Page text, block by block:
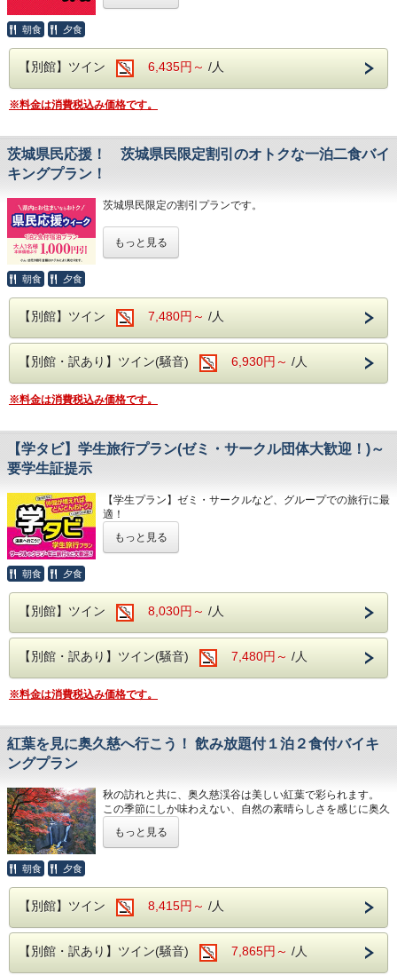
お好きなものをお好きなだけ、お召し上がりがりいただける
サワー、ハイボールなどの定番のアルコール類
さらに、さらに
生ビールや日本酒の地酒までが飲み放題となりセットでお楽
館内には、コインランドリーやカップ麺の自動販売機がご
ざいます。
ませ。
袋田の滝をはじめ、久慈川沿いの風光明媚な環境です。
4月中旬には桜、下旬から5月中旬に掛けては新緑が望めま
近隣には日本三名瀑の【袋田の滝】や滝の裏側がのぞける
ノスタルジックな佇まいから、数々のドラマや映画のロケ地
になっている
【旧上岡小学校】など名所も数多くございます。
古くから美人の湯とされた肌を滑らかにする、
お食事は
ビュッフェスタイルとなります。
サワー、ハイボールなどの定番のアルコール類
さらに、さらに
生ビールや日本酒の地酒までが飲み放題となりセットでお楽
館内には、コインランドリーやカップ麺の自動販売機がご
ざいます。
ております。
1泊目7,800円(消費税込8,580円)、2泊目3,900円(消費税込
2泊合計11,700円(消費税込12,870円)を2日間に分けて
表示金額は「1泊あたり5,850円(消費税込6,435円)」となり
対象期間内の2泊3日のご利用で、2泊目が半額となります。
※上記金額は日程によって異なる場合がございます
２０２６年 ９月 ６日（日）～ ９月１１日（金）
２０２６年１０月 ４日（日）～１０月 ９日（金）
期間に含まれない日程は、ご利用いただけませんので、ご注
意ください。
2泊限定のプランとなります。
ご予約後に1泊、3泊以上に変更される場合は通常プランの
料金となります。
奥久慈館は
袋田の滝をはじめ、久慈川沿いの風光明媚な環境です。
4月中旬には桜、下旬から5月中旬に掛けては新緑が望めま
近隣には日本三名瀑の【袋田の滝】や滝の裏側がのぞける
【月待の滝】、
【旧上岡小学校】など名所も数多くございます。
大浴場は【大子温泉】となり、
古くから美人の湯とされた肌を滑らかにする、
PH8.75ナトリウム-硫酸塩・塩化物温泉です！
お食事は
夕食・朝食共に
和洋中の厳選した様々な料理を
お好きなものをお好きなだけ、お召し上がりがりいただける
ビュッフェスタイルとなります。
さらに夕食時はソフトドリンクだけでなく、
サワー、ハイボールなどの定番のアルコール類
さらに、さらに
※近隣に、コンビニエンスストアがございます。
朝食 夕食
【別館】ツイン 6,435円～ /人
※料金は消費税込み価格です。
茨城県民応援！ 茨城県民限定割引のオトクな一泊二食バイ
キングプラン！
茨城県民限定の割引プランです。
茨城県にお住まいの方限定で、本体価格より1,000円割引と
なるプランです！
まずは我々茨城県民が地元の良さを再確認してはいかがでし
ょうか？
ホテル奥久慈館はこれからも地元密着型で頑張ります！！
9
10月12日（月）～ 10月16日（金）
12月06日（日）～ 12月11日（金）
【注意事項】
※茨城県にお住まいの方限定のプランとなります。
※ご宿泊される方の中に県にお住まいの方がいらっしゃらな
い場合
通常のバイキングプランの料金となりますので、ご注意く
奥久慈館は
袋田の滝をはじめ、久慈川沿いの風光明媚な環境です。
4月中旬には桜、下旬から5月中旬に掛けては新緑が望めま
近隣には日本三名瀑の【袋田の滝】や滝の裏側がのぞける
ノスタルジックな佇まいから、数々のドラマや映画のロケ地
になっている
お好きなものをお好きなだけお召し上がりがりいただける
生ビールや日本酒の地酒までが飲み放題となり、
セットでお楽しみいただけます！
大浴場は【大子温泉】となり、
古くから美人の湯とされた肌を滑らかにする、
PH8.75ナトリウム-硫酸塩・塩化物温泉です！
もっと見る
朝食 夕食
【別館】ツイン 7,480円～ /人
【別館・訳あり】ツイン(騒音) 6,930円～ /人
※料金は消費税込み価格です。
【学タビ】学生旅行プラン(ゼミ・サークル団体大歓迎！)～
要学生証提示
【学生プラン】ゼミ・サークルなど、グループでの旅行に最
適！
ご用意いたしました。
皆さまお誘い併せの上お申し込み下さい！
1室2名様ご利用で： 500円割引
1室3名様ご利用で：1000円割引
1室4名様ご利用で：1500円割引
※1室6名様以上ご利用の場合も2000円割引となります。
・トップシーズン（年末年始・お盆期間・GW・その他連休
等）
・繁忙期の一部日程
※全員が学生のグループに限ります。
※チェックイン時に学生証をご提示ください。
※20歳未満の方の飲酒・喫煙は固くお断りいたします。
※中学生・高校生はプラン対象外となります。
ご持参ください。
※顔写真のない学生証をお持ちの場合は 学生証と同じお名
前が記載されている
・マイナンバーカード・運転免許証
もっと見る
朝食 夕食
【別館】ツイン 8,030円～ /人
【別館・訳あり】ツイン(騒音) 7,480円～ /人
※料金は消費税込み価格です。
紅葉を見に奥久慈へ行こう！ 飲み放題付１泊２食付バイキ
ングプラン
秋の訪れと共に、奥久慈渓谷は美しい紅葉で彩られます。
この季節にしか味わえない、自然の素晴らしさを感じに奥久
紅葉が見頃の時期には、周辺の名所を訪れるのも楽しみの一
袋田の滝・・・ホテルから車で約15分
永源寺・・・・ホテルから車で約10分
もっと見る
朝食 夕食
【別館】ツイン 8,415円～ /人
【別館・訳あり】ツイン(騒音) 7,865円～ /人